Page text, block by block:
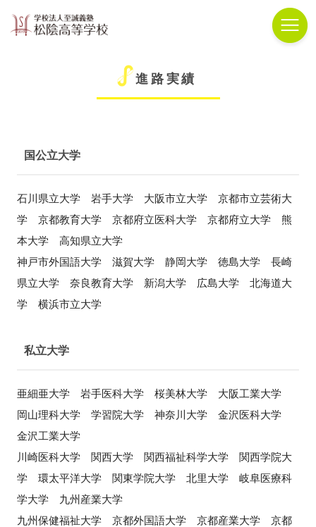
進路実績
国公立大学
石川県立大学 岩手大学 大阪市立大学 京都市立芸術大
学 京都教育大学 京都府立医科大学 京都府立大学 熊
本大学 高知県立大学
神戸市外国語大学 滋賀大学 静岡大学 徳島大学 長崎
県立大学 奈良教育大学 新潟大学 広島大学 北海道大
学 横浜市立大学
私立大学
亜細亜大学 岩手医科大学 桜美林大学 大阪工業大学
岡山理科大学 学習院大学 神奈川大学 金沢医科大学
金沢工業大学
川崎医科大学 関西大学 関西福祉科学大学 関西学院大
学 環太平洋大学 関東学院大学 北里大学 岐阜医療科
学大学 九州産業大学
九州保健福祉大学 京都外国語大学 京都産業大学 京都